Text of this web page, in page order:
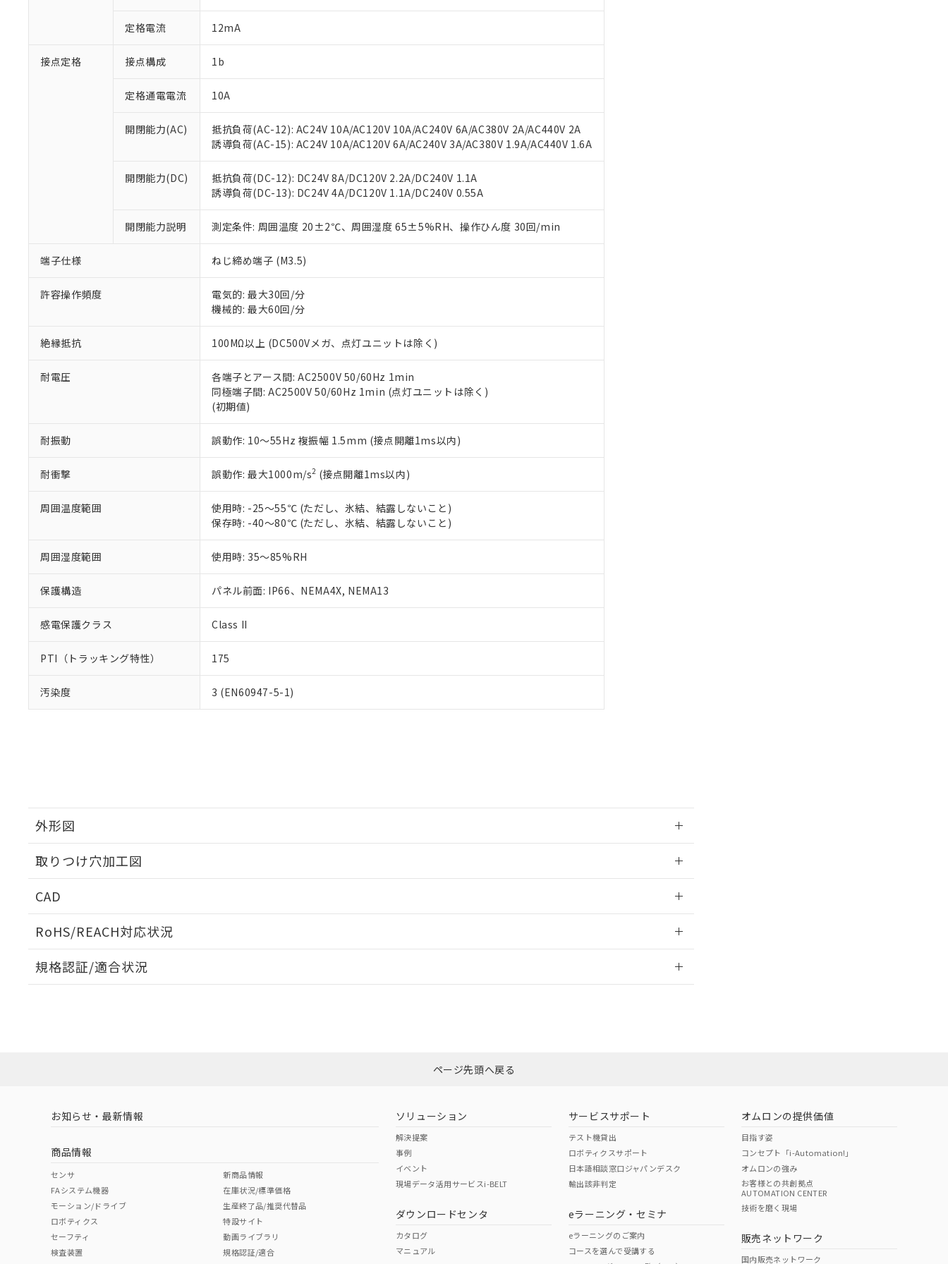
定格電流 12mA
接点定格 接点構成 1b
定格通電電流 10A
開閉能力(AC)
抵抗負荷(AC-12): AC24V 10A/AC120V 10A/AC240V 6A/AC380V 2A/AC440V 2A
誘導負荷(AC-15): AC24V 10A/AC120V 6A/AC240V 3A/AC380V 1.9A/AC440V 1.6A
開閉能力(DC)
抵抗負荷(DC-12): DC24V 8A/DC120V 2.2A/DC240V 1.1A
誘導負荷(DC-13): DC24V 4A/DC120V 1.1A/DC240V 0.55A
開閉能力説明 測定条件: 周囲温度 20±2℃、周囲湿度 65±5%RH、操作ひん度 30回/min
端子仕様 ねじ締め端子 (M3.5)
許容操作頻度
電気的: 最大30回/分
機械的: 最大60回/分
絶縁抵抗 100MΩ以上 (DC500Vメガ、点灯ユニットは除く)
耐電圧
各端子とアース間: AC2500V 50/60Hz 1min
同極端子間: AC2500V 50/60Hz 1min (点灯ユニットは除く)
(初期値)
耐振動 誤動作: 10～55Hz 複振幅 1.5mm (接点開離1ms以内)
耐衝撃 誤動作: 最大1000m/s2 (接点開離1ms以内)
周囲温度範囲
使用時: -25～55℃ (ただし、氷結、結露しないこと)
保存時: -40～80℃ (ただし、氷結、結露しないこと)
周囲湿度範囲 使用時: 35～85%RH
保護構造 パネル前面: IP66、NEMA4X, NEMA13
感電保護クラス Class II
PTI（トラッキング特性） 175
汚染度 3 (EN60947-5-1)
外形図
取りつけ穴加工図
CAD
RoHS/REACH対応状況
EU RoHS 注意事項・凡例
ダウンロードはこちら
中国 RoHS 注意事項・凡例
中国 RoHS表
Pb Hg Cr(VI)
O O
規格認証/適合状況
（イギリス
（ノルウェー
（日本
（アメリカ
この製品の規格認証/適合状況ページへ
その他の認証はこちらのページからご検索ください
以下の条件をお読みいただき、同意のうえご利用ください。
くものです。
在庫状況および標準価格照会結果は、記載している更新日時点での社内データに基づき作成されるも
正式な納期状況および標準価格はお客様のお取引先、またはお客様担当のオムロン制御機器販売店・
当社販売員にご相談ください。
オムロン制御機器販売店や当社販売拠点は「 販売ネットワーク
」をご確認ください。
す。
マイパーツ機能（部品リスト作成サービス）をご利用いただくには、I-Webメンバーズにご登録され
ている必要があります。
お客様が当ウェブサイト上で当社にご登録された部品リストについて、当社および当社の共同利用者
が、当社の製品・サービスに関するお客様との取引・商談に必要な範囲で利用することをご了承くだ
さい。
※当社の共同利用者とは、
*EU RoHS指令（10物質）：
鉛(Pb) 1000ppm以下、 水銀(Hg) 1000ppm以下、 カドミウム(Cd) 100ppm以下、
ル（DBP） 1000ppm以下、フタル酸ジイソブチル (DIBP) 1000ppm以下
フタル酸エステル類の４物質については閾値を超える意図的な使用がないことを確認しています。
※2 対応予定月
※3 非含有証明書ダウンロード
下記の非含有証明書をダウンロードすることができます。
EU RoHS指令（10物質）の非含有証明書
51物質の非含有証明書（当社基準）
※本証明書は発行日時点で非含有を証明するもので、過去に遡って非含有を証明するものではありません。
また、RoHS指令のフタル酸エステル類４物質の対応では、対応完了までの期間は出荷製品に未対応品が
混在することから備考欄に対応日を記載しておりました。
既に当社にて対応品への在庫切替を完了していることから、特段のことがない限り、2022年1月12日よ
り割愛しております。
「○」：最大均質材料含有率が中国RoHSの基準値以下であることを示します。
「×」：最大均質材料含有率が中国RoHSの基準値を超えていることを示します。
「－」：未確認です。当社販売部門へお問い合わせください。
Cr(Ⅵ)(六価クロム) : 1000ppm、 PBBs(ポリ臭化ビフェニル類) : 1000ppm、 PBDEs(ポリ臭化ジフェニルエーテル類) : 1000ppm、
DEHP(フタル酸ビス(2-エチルヘキシル)) : 1000ppm
※2 環境保護使用期限
「ｅ」：有害物質（10物質）のすべてが基準値以下であることを示します。
「10」：通常の使用状況下において有害物質が外部に漏えいし、環境に深刻な影響を及ぼさない年数を意
「－」：未確認です。当社販売部門へお問い合わせください。
う）を輸出または国外への提供する場合は、日本国政府の輸出許可(または役務取引許可)を取得する
当社は規制貨物を破棄する場合は、完全に破砕するなど、違法に輸出されないよう必要な手段を講じ
当社は貴社製品を、核兵器、ミサイル、化学兵器、生物兵器またはその他武器並びにこれらの製造装
置等に一切使用いたしません。
当社は、貴社製品を第三者に販売する場合は、上記1、2および3の内容を当該第三者に通知します。
また当社は、販売先および販売に係わる関係者が違法に輸出するおそれがある場合は、取り引きをい
合意する キャンセル
△ 一定数には満たないが在庫あり
－
在庫なし(最新の在庫状況については、お客様のお取引先、またはお客様担当のオムロン制御
機器販売店・当社販売員にご確認ください)
空
白
受注生産機種、また在庫状況の情報を公開していない機種
ページ先頭へ戻る
お知らせ・最新情報
商品情報
センサ
FAシステム機器
モーション/ドライブ
ロボティクス
セーフティ
検査装置
新商品情報
在庫状況/標準価格
生産終了品/推奨代替品
特設サイト
動画ライブラリ
規格認証/適合
ソリューション
解決提案
事例
イベント
現場データ活用サービスi-BELT
ダウンロードセンタ
カタログ
マニュアル
サービスサポート
テスト機貸出
ロボティクスサポート
日本語相談窓口ジャパンデスク
輸出該非判定
eラーニング・セミナ
eラーニングのご案内
コースを選んで受講する
オムロンの提供価値
目指す姿
コンセプト「i-Automation!」
オムロンの強み
お客様との共創拠点
AUTOMATION CENTER
技術を磨く現場
販売ネットワーク
国内販売ネットワーク